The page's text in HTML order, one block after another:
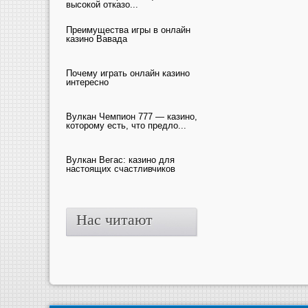
высокой отказо...
Преимущества игры в онлайн
казино Вавада
Почему играть онлайн казино
интересно
Вулкан Чемпион 777 — казино,
которому есть, что предло...
Вулкан Вегас: казино для
настоящих счастливчиков
Нас читают